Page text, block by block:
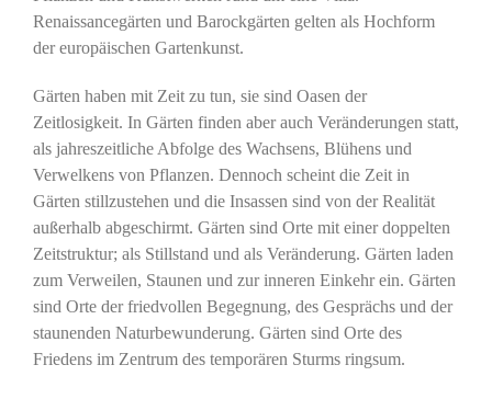
Renaissancegärten und Barockgärten gelten als Hochform
der europäischen Gartenkunst.
Gärten haben mit Zeit zu tun, sie sind Oasen der
Zeitlosigkeit. In Gärten finden aber auch Veränderungen statt,
als jahreszeitliche Abfolge des Wachsens, Blühens und
Verwelkens von Pflanzen. Dennoch scheint die Zeit in
Gärten stillzustehen und die Insassen sind von der Realität
außerhalb abgeschirmt. Gärten sind Orte mit einer doppelten
Zeitstruktur; als Stillstand und als Veränderung. Gärten laden
zum Verweilen, Staunen und zur inneren Einkehr ein. Gärten
sind Orte der friedvollen Begegnung, des Gesprächs und der
staunenden Naturbewunderung. Gärten sind Orte des
Friedens im Zentrum des temporären Sturms ringsum.